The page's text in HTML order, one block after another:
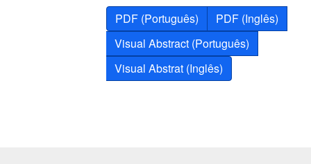
PDF (Português)
PDF (Inglês)
Visual Abstract (Português)
Visual Abstrat (Inglês)